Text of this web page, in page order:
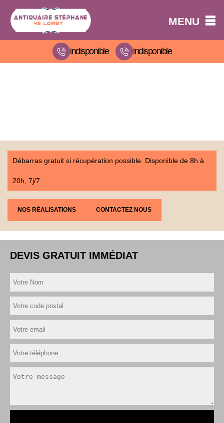
MENU
indisponible indisponible
Débarras gratuit si récupération possible. Disponible de 8h à
20h, 7j/7.
NOS RÉALISATIONS CONTACTEZ NOUS
DEVIS GRATUIT IMMÉDIAT